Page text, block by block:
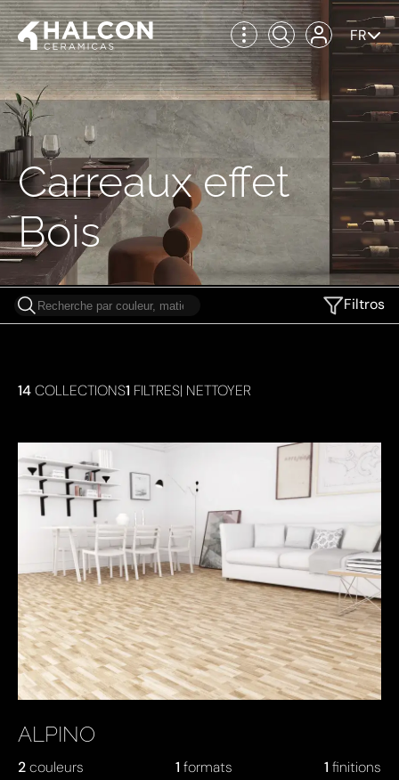
FR
Carreaux effet
Bois
Filtros
KEY PRODUCTS
14COLLECTIONS1 FILTRES| NETTOYER
ALPINO
2couleurs 1 formats 1 finitions